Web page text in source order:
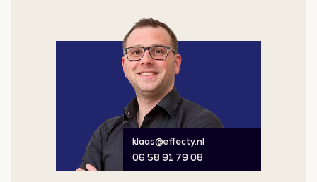
klaas@effecty.nl
06 58 91 79 08